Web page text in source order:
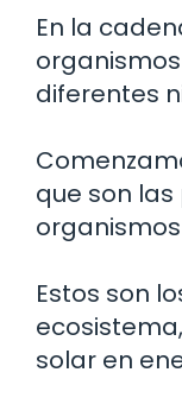
En la
diferentes
que son
Estos son
solar en